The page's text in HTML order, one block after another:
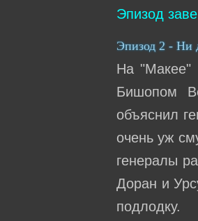
Эпизод
Эпизод 2 - Ни
На "Макее"
Бишопом
объяснил
очень уж
генералы
Доран и
подлодку.